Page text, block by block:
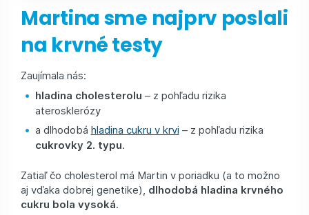
Martina sme najprv poslali
na krvné testy
Zaujímala nás:
hladina cholesterolu – z pohľadu rizika
aterosklerózy
a dlhodobá hladina cukru v krvi – z pohľadu rizika
cukrovky 2. typu.
Zatiaľ čo cholesterol má Martin v poriadku (a to možno
aj vďaka dobrej genetike), dlhodobá hladina krvného
cukru bola vysoká.